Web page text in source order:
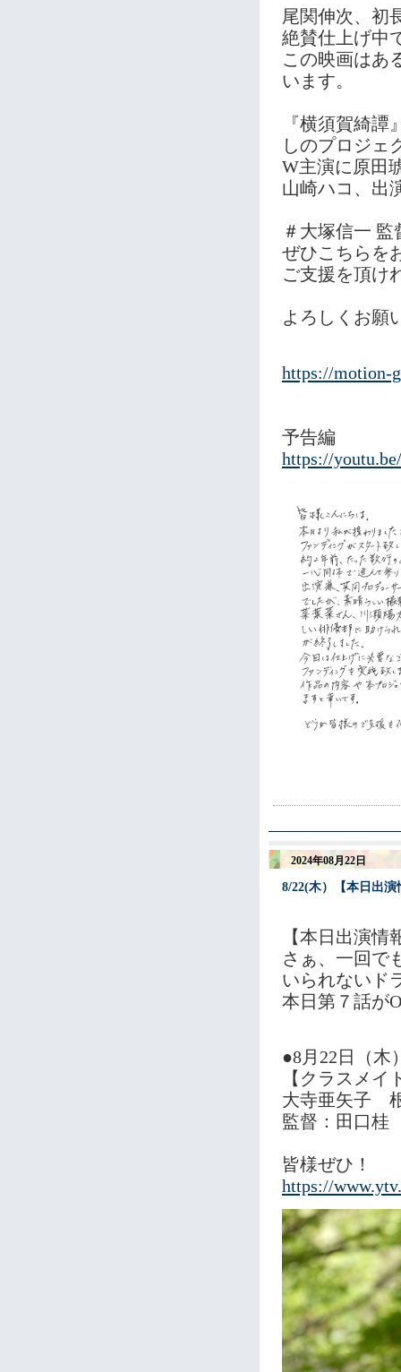
尾関伸次、初
絶賛仕上げ中
この映画はあ
います。
『横須賀綺
しのプロジェ
W主演に原田
山崎ハコ、出
＃大塚信一
ぜひこちらを
ご支援を頂け
よろしくお願
https://motion-
予告編
https://
2024年08月22日
8/22(木）【本日出
【本日出演情
さぁ、一回で
いられないド
本日第７話が
●8月22日（
【クラスメ
大寺亜矢子
監督：田口桂
皆様ぜひ！
https://